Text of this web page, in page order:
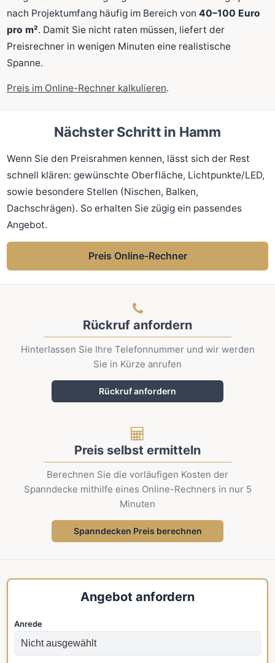
nach Projektumfang häufig im Bereich von40–100 Euro
pro m². Damit Sie nicht raten müssen, liefert der
Preisrechner in wenigen Minuten eine realistische
Spanne.
Preis im Online-Rechner kalkulieren.
Nächster Schritt in Hamm
Wenn Sie den Preisrahmen kennen, lässt sich der Rest
schnell klären: gewünschte Oberfläche, Lichtpunkte/LED,
sowie besondere Stellen (Nischen, Balken,
Dachschrägen). So erhalten Sie zügig ein passendes
Angebot.
Preis Online-Rechner
Rückruf anfordern
Hinterlassen Sie Ihre Telefonnummer und wir werden
Sie in Kürze anrufen
Rückruf anfordern
Preis selbst ermitteln
Berechnen Sie die vorläufigen Kosten der
Spanndecke mithilfe eines Online-Rechners in nur 5
Minuten
Spanndecken Preis berechnen
Angebot anfordern
Anrede